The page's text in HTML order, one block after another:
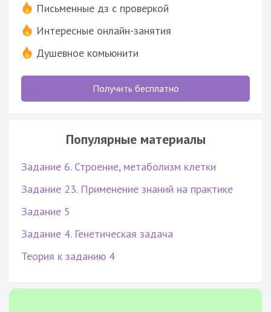
Письменные дз с проверкой
Интересные онлайн-занятия
Душевное комьюнити
Получить бесплатно
Популярные материалы
Задание 6. Строение, метаболизм клетки
Задание 23. Применение знаний на практике
Задание 5
Задание 4. Генетическая задача
Теория к заданию 4